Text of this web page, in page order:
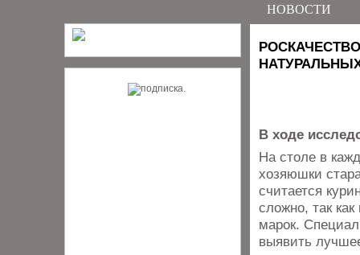
НОВОСТИ
В ходе
На столе в
хозяюшки
считается
сложно, так
марок.
выявить